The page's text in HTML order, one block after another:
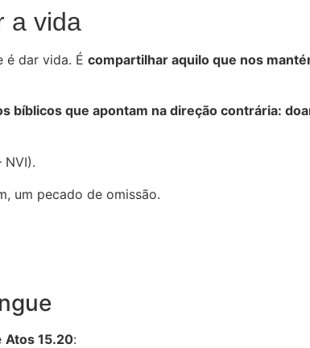
a vida
é dar vida. É compartilhar aquilo que nos
bíblicos que apontam na direção contrária:
NVI).
um pecado de omissão.
Atos 15.20: